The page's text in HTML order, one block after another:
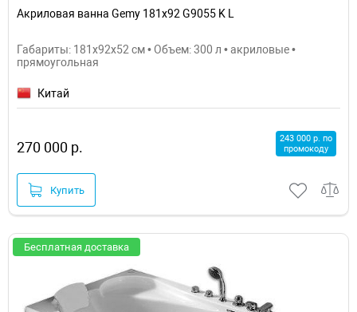
Акриловая ванна Gemy 181х92 G9055 K L
Габариты: 181x92x52 см • Объем: 300 л • акриловые •
прямоугольная
Китай
270 000 р.
243 000 р. по
промокоду
Купить
Бесплатная доставка